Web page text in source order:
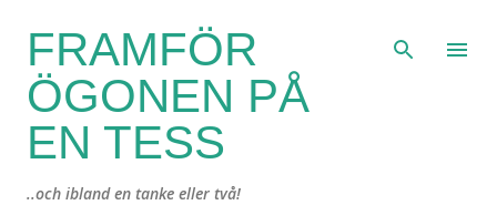
Fortsätt till huvudinnehåll
FRAMFÖR
ÖGONEN PÅ
EN TESS
..och ibland en tanke eller två!